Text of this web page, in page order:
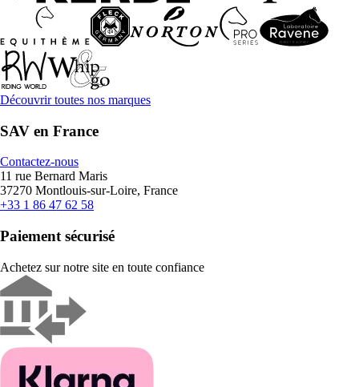
Découvrir toutes nos marques
SAV en France
Contactez-nous
11 rue Bernard Maris
37270 Montlouis-sur-Loire, France
+33 1 86 47 62 58
Paiement sécurisé
Achetez sur notre site en toute confiance